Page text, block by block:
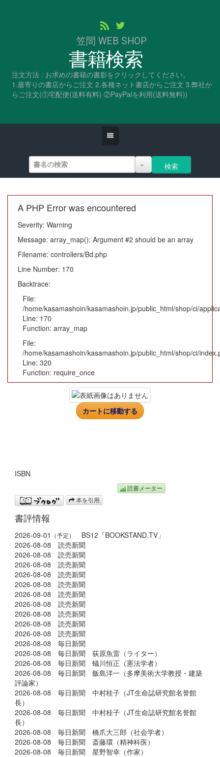
笠間 WEB SHOP
書籍検索
注文方法 : お求めの書籍の書影をクリックしてください。
1.最寄りの書店からご注文 2.各種ネット書店からご注文 3.弊社か
らご注文(①宅配便(送料有料) ②PayPalを利用(送料無料))
A PHP Error was encountered
Severity: Warning
Message: array_map(): Argument #2 should be an array
Filename: controllers/Bd.php
Line Number: 170
Backtrace:
File:
/home/kasamashoin/kasamashoin.jp/public_html/shop/ci/
Line: 170
Function: array_map
File:
/home/kasamashoin/kasamashoin.jp/public_html/shop/ci/
Line: 320
Function: require_once
カートに移動する
ISBN
読書メーター
本を引用
書評情報
2026-09-01 （予定）
BS12「BOOKSTAND.TV」
2026-08-08 読売新聞
2026-08-08 読売新聞
2026-08-08 読売新聞
2026-08-08 読売新聞
2026-08-08 読売新聞
2026-08-08 読売新聞
2026-08-08 読売新聞
2026-08-08 読売新聞
2026-08-08 読売新聞
2026-08-08 読売新聞
2026-08-08 毎日新聞
2026-08-08 毎日新聞 荻原魚雷（ライター）
2026-08-08 毎日新聞 蟻川恒正（憲法学者）
2026-08-08 毎日新聞 飯島洋一（多摩美術大学教授・建築
評論家）
2026-08-08 毎日新聞 中村桂子（JT生命誌研究館名誉館
長）
2026-08-08 毎日新聞 中村桂子（JT生命誌研究館名誉館
長）
2026-08-08 毎日新聞 橋爪大三郎（社会学者）
2026-08-08 毎日新聞 斎藤環（精神科医）
2026-08-08 毎日新聞 星野智幸（作家）